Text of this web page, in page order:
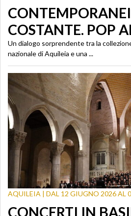
COSTANTE. POP
Un dialogo sorprendente tra la
nazionale di Aquileia e una ...
AQUILEIA | DAL 12 GIUGNO 2026 AL
CONCERTI IN